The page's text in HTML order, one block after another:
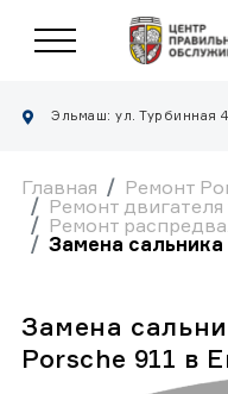
Эльмаш: ул. Турбинная
Главная Ремонт
Ремонт двигателя
Ремонт
Замена
Замена
Porsche 911 в